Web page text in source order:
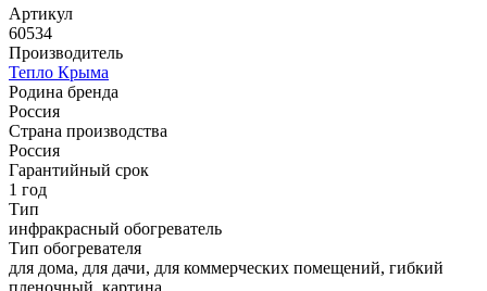
Артикул
60534
Производитель
Тепло Крыма
Родина бренда
Россия
Страна производства
Россия
Гарантийный срок
1 год
Тип
инфракрасный обогреватель
Тип обогревателя
для дома, для дачи, для коммерческих помещений, гибкий